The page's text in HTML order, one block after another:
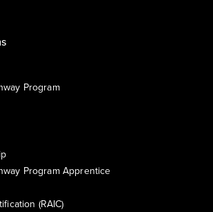
Program
Program Apprentice
(RAIC)